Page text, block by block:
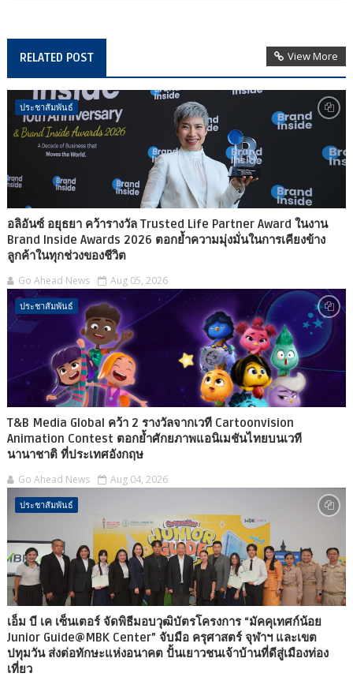
RELATED POST View More
ประชาสัมพันธ์
อลิอันซ์ อยุธยา คว้ารางวัล Trusted Life Partner Award ในงาน
Brand Inside Awards 2026 ตอกย้ำความมุ่งมั่นในการเคียงข้าง
ลูกค้าในทุกช่วงของชีวิต
Go Ahead News Aug 05, 2026
ประชาสัมพันธ์
T&B Media Global คว้า 2 รางวัลจากเวที Cartoonvision
Animation Contest ตอกย้ำศักยภาพแอนิเมชันไทยบนเวที
นานาชาติ ที่ประเทศอังกฤษ
Go Ahead News Aug 04, 2026
ประชาสัมพันธ์
เอ็ม บี เค เซ็นเตอร์ จัดพิธีมอบวุฒิบัตรโครงการ “มัคคุเทศก์น้อย
Junior Guide@MBK Center” จับมือ ครุศาสตร์ จุฬาฯ และเขต
ปทุมวัน ส่งต่อทักษะแห่งอนาคต ปั้นเยาวชนเจ้าบ้านที่ดีสู่เมืองท่อง
เที่ยว